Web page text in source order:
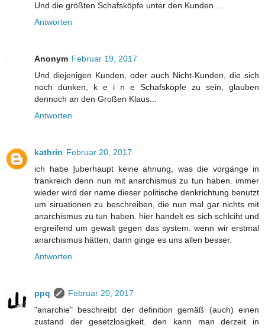
Und die größten Schafsköpfe unter den Kunden ...
Antworten
Anonym Februar 19, 2017
Und diejenigen Kunden, oder auch Nicht-Kunden, die sich
noch dünken, k e i n e Schafsköpfe zu sein, glauben
dennoch an den Großen Klaus...
Antworten
kathrin Februar 20, 2017
ich habe ]uberhaupt keine ahnung, was die vorgänge in
frankreich denn nun mit anarchismus zu tun haben. immer
wieder wird der name dieser politische denkrichtung benutzt
um siruationen zu beschreiben, die nun mal gar nichts mit
anarchismus zu tun haben. hier handelt es sich schlciht und
ergreifend um gewalt gegen das system. wenn wir erstmal
anarchismus hätten, dann ginge es uns allen besser.
Antworten
ppq
Februar 20, 2017
"anarchie" beschreibt der definition gemäß (auch) einen
zustand der gesetzlosigkeit. den kann man derzeit in